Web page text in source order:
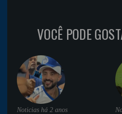
VOCÊ PODE
Noticias há 2 anos